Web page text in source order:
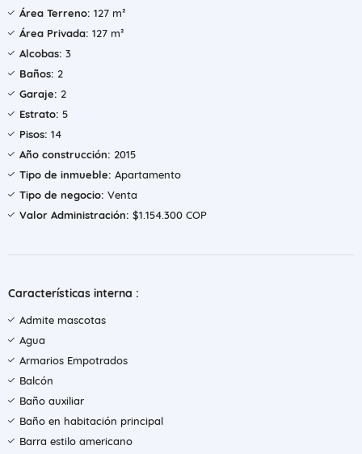
Área Terreno: 127 m²
Área Privada: 127 m²
Alcobas: 3
Baños: 2
Garaje: 2
Estrato: 5
Pisos: 14
Año construcción: 2015
Tipo de inmueble: Apartamento
Tipo de negocio: Venta
Valor Administración: $1.154.300 COP
Características interna :
Admite mascotas
Agua
Armarios Empotrados
Balcón
Baño auxiliar
Baño en habitación principal
Barra estilo americano